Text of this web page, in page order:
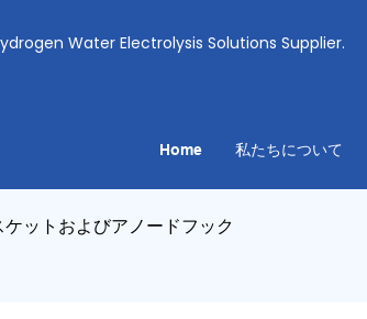
Hydrogen Water Electrolysis Solutions
Home 私たちについて
ットおよびアノードフック